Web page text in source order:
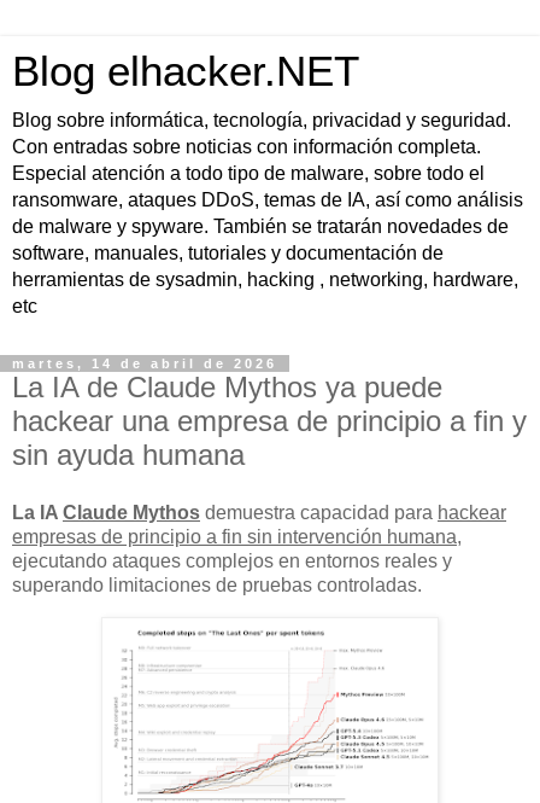
Blog elhacker.NET
Blog sobre informática, tecnología, privacidad y seguridad.
Con entradas sobre noticias con información completa.
Especial atención a todo tipo de malware, sobre todo el
ransomware, ataques DDoS, temas de IA, así como análisis
de malware y spyware. También se tratarán novedades de
software, manuales, tutoriales y documentación de
herramientas de sysadmin, hacking , networking, hardware,
etc
martes, 14 de abril de 2026
La IA de Claude Mythos ya puede
hackear una empresa de principio a fin y
sin ayuda humana
La IA Claude Mythos demuestra capacidad para hackear
empresas de principio a fin sin intervención humana,
ejecutando ataques complejos en entornos reales y
superando limitaciones de pruebas controladas.